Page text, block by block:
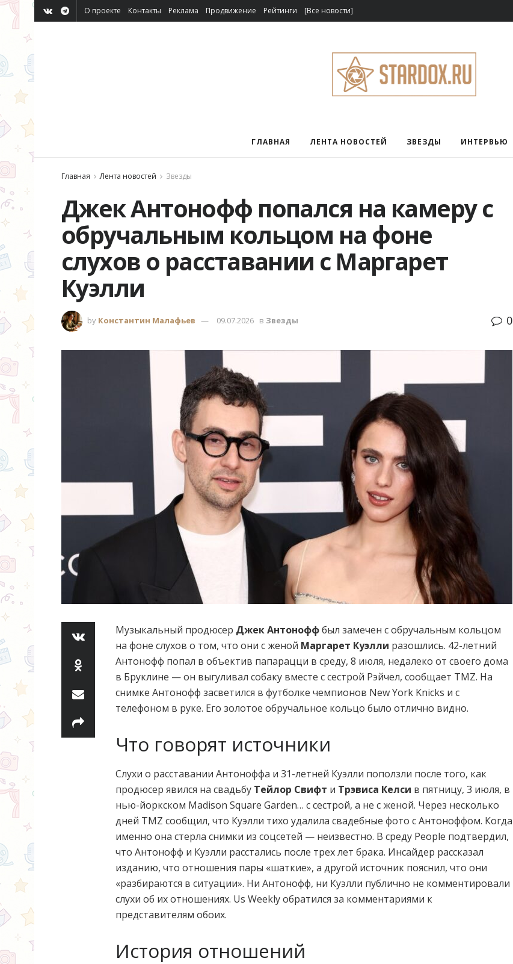
О проекте Контакты Реклама Продвижение Рейтинги [Все новости]
ГЛАВНАЯ ЛЕНТА НОВОСТЕЙ ЗВЕЗДЫ ИНТЕРВЬЮ
Главная Лента новостей Звезды
Джек Антонофф попался на камеру с
обручальным кольцом на фоне
слухов о расставании с Маргарет
Куэлли
by Константин Малафьев 09.07.2026 в Звезды 0
Музыкальный продюсер Джек Антоноффбыл замечен с обручальным кольцом
на фоне слухов о том, что они с женой Маргарет Куэлли разошлись. 42-летний
Антонофф попал в объектив папарацци в среду, 8 июля, недалеко от своего дома
в Бруклине — он выгуливал собаку вместе с сестрой Рэйчел, сообщает TMZ. На
снимке Антонофф засветился в футболке чемпионов New York Knicks и с
телефоном в руке. Его золотое обручальное кольцо было отлично видно.
Что говорят источники
Слухи о расставании Антоноффа и 31-летней Куэлли поползли после того, как
продюсер явился на свадьбу Тейлор Свифт и Трэвиса Келси в пятницу, 3 июля, в
нью-йоркском Madison Square Garden… с сестрой, а не с женой. Через несколько
дней TMZ сообщил, что Куэлли тихо удалила свадебные фото с Антоноффом. Когда
именно она стерла снимки из соцсетей — неизвестно. В среду People подтвердил,
что Антонофф и Куэлли расстались после трех лет брака. Инсайдер рассказал
изданию, что отношения пары «шаткие», а другой источник пояснил, что они
«разбираются в ситуации». Ни Антонофф, ни Куэлли публично не комментировали
слухи об их отношениях. Us Weekly обратился за комментариями к
представителям обоих.
История отношений